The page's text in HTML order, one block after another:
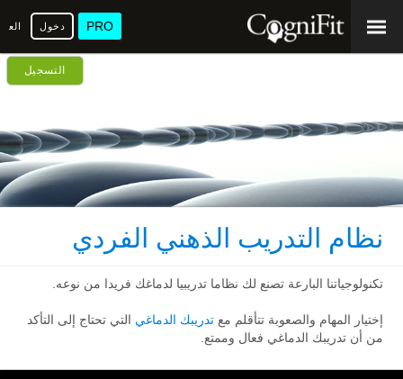
PRO دخول
التسجيل
نظام التدريب الذهني الفردي
تكنولوجياتنا البارعة تصنع لك نظاما تدريبيا لدماغك فريدا من نوعه.
إختيار المهام والصعوبة تتأقلم معتدريبك الدماغي التي تحتاج إلى التأكد
من أن تدريبك الدماغي فعال وممتع.